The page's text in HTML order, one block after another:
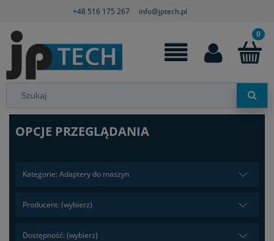
+48 516 175 267 info@jptech.pl
OPCJE PRZEGLĄDANIA
Kategorie: Adaptery do maszyn
Producent: (wybierz)
Dostępność: (wybierz)